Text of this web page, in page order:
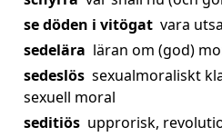
se döden i vitögat vara
sedelära läran om (god)
sedeslös sexualmoraliskt
sexuell moral
seditiös upprorisk,